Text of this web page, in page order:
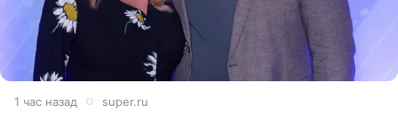
1 час назад super.ru